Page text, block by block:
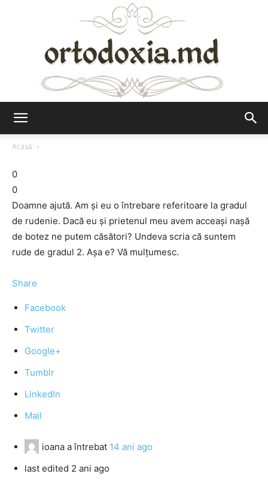
Acasă
0
0
Doamne ajută. Am şi eu o întrebare referitoare la gradul
de rudenie. Dacă eu şi prietenul meu avem acceaşi naşă
de botez ne putem căsători? Undeva scria că suntem
rude de gradul 2. Aşa e? Vă mulţumesc.
Share
Facebook
Twitter
Google+
Tumblr
LinkedIn
Mail
ioana a întrebat 14 ani ago
last edited 2 ani ago